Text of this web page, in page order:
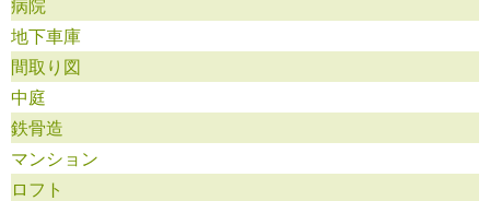
病院
地下車庫
間取り図
中庭
鉄骨造
マンション
ロフト